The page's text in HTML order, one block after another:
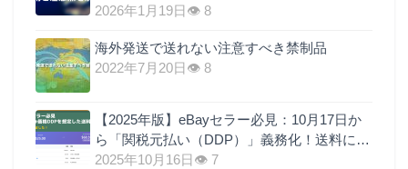
2026年1月19日 👁 8
海外発送で送れない注意すべき禁制品
2022年7月20日 👁 8
【2025年版】eBayセラー必見：10月17日か
ら「関税元払い（DDP）」義務化！送料に関
税を上乗せするのが最も現実的な理由
2025年10月16日 👁 7